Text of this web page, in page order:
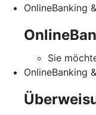
OnlineBanking
Sie
OnlineBanking